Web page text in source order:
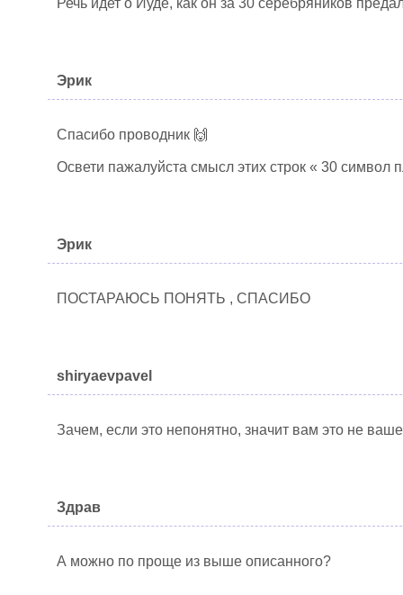
Эрик
Спасибо проводник 🙌
Освети пажалуйста смысл этих строк « 30 символ
Эрик
ПОСТАРАЮСЬ ПОНЯТЬ , СПАСИБО
shiryaevpavel
Зачем, если это непонятно, значит вам это не
Здрав
А можно по проще из выше описанного?